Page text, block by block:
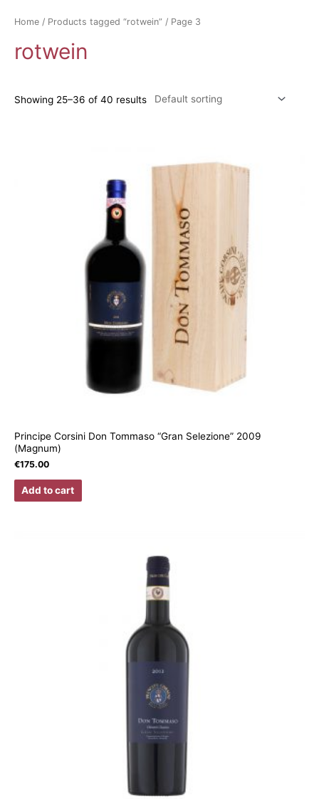
Home / Products tagged “rotwein” / Page 3
rotwein
Showing 25–36 of 40 results
Principe Corsini Don Tommaso “Gran Selezione” 2009
(Magnum)
€175.00
Add to cart